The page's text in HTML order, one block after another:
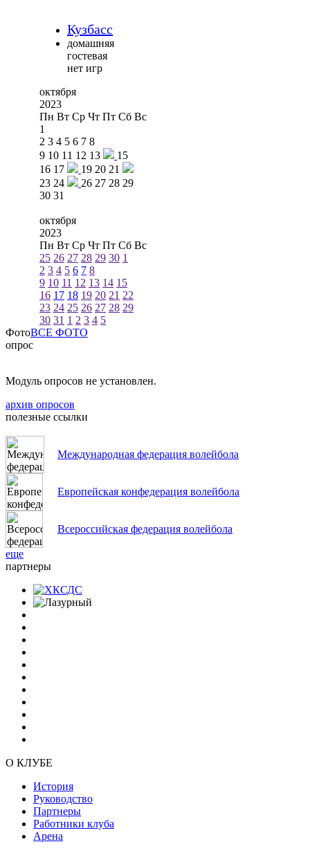
Кузбасс
домашняя
гостевая
нет игр
октября
2023
Пн Вт Ср Чт Пт Сб Вс
1
2 3 4 5 6 7 8
9 10 11 12 13
15
16 17 19 20 21
23 24 26 27 28 29
30 31
октября
2023
Пн Вт Ср Чт Пт Сб Вс
25 26 27 28 29 30 1
2 3 4 5 6 7 8
9 10 11 12 13 14 15
16 17 18 19 20 21 22
23 24 25 26 27 28 29
30 31 1 2 3 4 5
ФотоВСЕ ФОТО
опрос
Модуль опросов не установлен.
архив опросов
полезные ссылки
Международная федерация волейбола
Европейская конфедерация волейбола
Всероссийская федерация волейбола
еще
партнеры
О КЛУБЕ
История
Руководство
Партнеры
Работники клуба
Арена